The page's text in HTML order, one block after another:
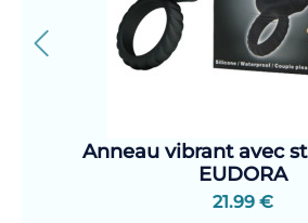
Anneau vibrant avec
EUDORA
21.99 €